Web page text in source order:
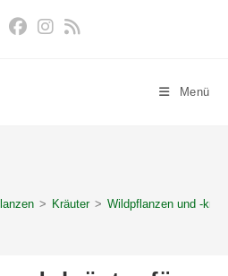
Menü
> Kräuter > Wildpflanzen und -